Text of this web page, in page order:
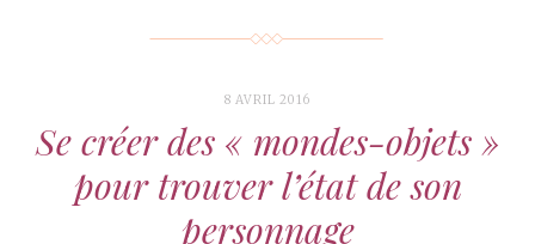
8 AVRIL 2016
Se créer des « mondes-objets »
pour trouver l’état de son
personnage